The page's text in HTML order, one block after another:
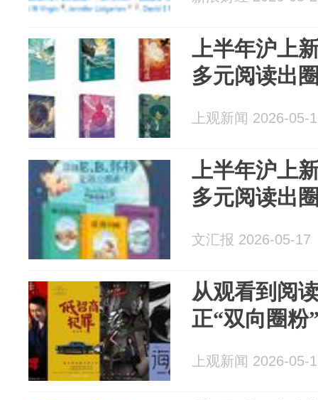
上半年沪上
多元阅读出
上观新闻 2026-05-
上半年沪上
多元阅读出
文汇报 2026-05-17
从观看到阅
正“双向圈粉
上观新闻 2026-05-